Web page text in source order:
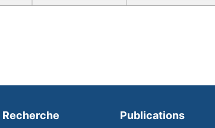
Recherche Publications